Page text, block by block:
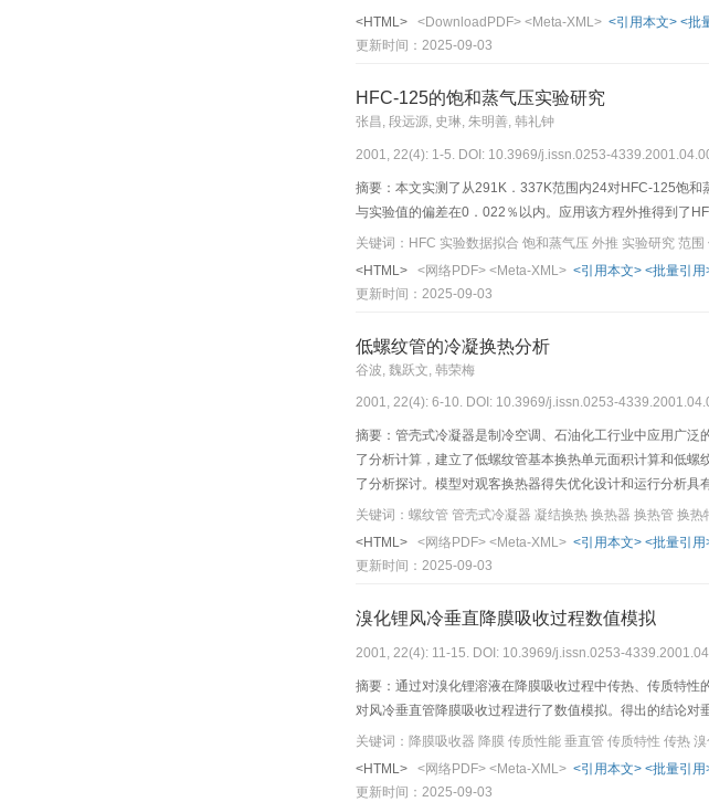
<HTML>
<DownloadPDF> <Meta-XML> <引用本文> <批
更新时间：2025-09-03
HFC-125的饱和蒸气压实验研究
张昌, 段远源, 史琳, 朱明善, 韩礼钟
2001, 22(4): 1-5. DOI: 10.3969/j.issn.0253-
摘要：本文实测了从291K．337K范围内24对HFC-125饱
与实验值的偏差在0．022％以内。应用该方程外推得到了
<HTML>
<网络PDF> <Meta-XML> <引用本文> <批量引用
更新时间：2025-09-03
低螺纹管的冷凝换热分析
谷波, 魏跃文, 韩荣梅
2001, 22(4): 6-10. DOI: 10.3969/j.issn.0253-
摘要：管壳式冷凝器是制冷空调、石油化工行业中应用广
了分析计算，建立了低螺纹管基本换热单元面积计算和低
了分析探讨。模型对观客换热器得失优化设计和运行分析具
<HTML>
<网络PDF> <Meta-XML> <引用本文> <批量引用
更新时间：2025-09-03
溴化锂风冷垂直降膜吸收过程数值模拟
2001, 22(4): 11-15. DOI: 10.3969/j.issn.0253-
摘要：通过对溴化锂溶液在降膜吸收过程中传热、传质特
对风冷垂直管降膜吸收过程进行了数值模拟。得出的结论对
<HTML>
<网络PDF> <Meta-XML> <引用本文> <批量引用
更新时间：2025-09-03